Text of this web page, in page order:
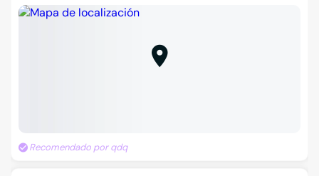
Recomendado por qdq